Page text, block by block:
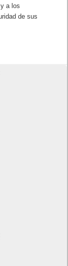
a los
de sus